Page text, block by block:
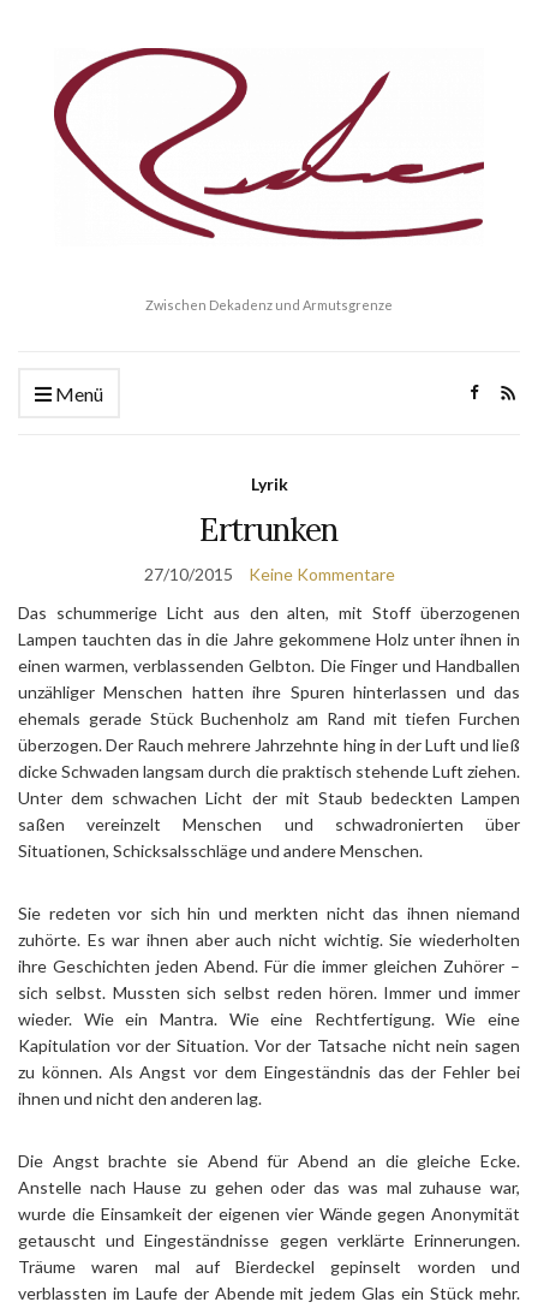
Zwischen Dekadenz und Armutsgrenze
Menü
Lyrik
Ertrunken
27/10/2015
Keine Kommentare
Das schummerige Licht aus den alten, mit Stoff überzogenen
Lampen tauchten das in die Jahre gekommene Holz unter ihnen in
einen warmen, verblassenden Gelbton. Die Finger und Handballen
unzähliger Menschen hatten ihre Spuren hinterlassen und das
ehemals gerade Stück Buchenholz am Rand mit tiefen Furchen
überzogen. Der Rauch mehrere Jahrzehnte hing in der Luft und ließ
dicke Schwaden langsam durch die praktisch stehende Luft ziehen.
Unter dem schwachen Licht der mit Staub bedeckten Lampen
saßen vereinzelt Menschen und schwadronierten über
Situationen, Schicksalsschläge und andere Menschen.
Sie redeten vor sich hin und merkten nicht das ihnen niemand
zuhörte. Es war ihnen aber auch nicht wichtig. Sie wiederholten
ihre Geschichten jeden Abend. Für die immer gleichen Zuhörer –
sich selbst. Mussten sich selbst reden hören. Immer und immer
wieder. Wie ein Mantra. Wie eine Rechtfertigung. Wie eine
Kapitulation vor der Situation. Vor der Tatsache nicht nein sagen
zu können. Als Angst vor dem Eingeständnis das der Fehler bei
ihnen und nicht den anderen lag.
Die Angst brachte sie Abend für Abend an die gleiche Ecke.
Anstelle nach Hause zu gehen oder das was mal zuhause war,
wurde die Einsamkeit der eigenen vier Wände gegen Anonymität
getauscht und Eingeständnisse gegen verklärte Erinnerungen.
Träume waren mal auf Bierdeckel gepinselt worden und
verblassten im Laufe der Abende mit jedem Glas ein Stück mehr.